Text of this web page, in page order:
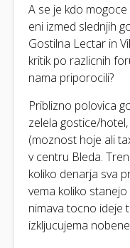
A se je kdo
eni izmed slednjih
Gostilna Lectar in
kritik po razlicnih
nama priporocili?
Priblizno polovica
zelela gostice/
(moznost hoje ali
v centru Bleda.
koliko denarja sva
vema koliko stanejo
nimava tocno ideje
izkljucujema